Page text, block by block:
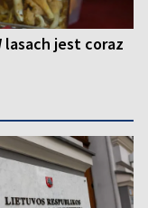
lasach jest coraz